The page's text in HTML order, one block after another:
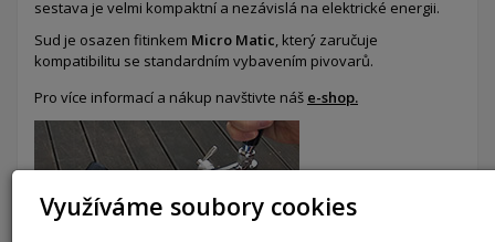
sestava je velmi kompaktní a nezávislá na elektrické energii.
Sud je osazen fitinkem Micro Matic , který zaručuje
kompatibilitu se standardním vybavením pivovarů.
Pro více informací a nákup navštivte náš e-shop.
Využíváme soubory cookies